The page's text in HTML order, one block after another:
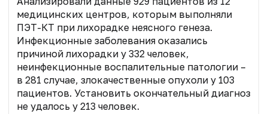
медицинских центров, которым выполняли
ПЭТ-КТ при лихорадке неясного генеза.
Инфекционные заболевания оказались
причиной лихорадки у 332 человек,
неинфекционные воспалительные патологии –
в 281 случае, злокачественные опухоли у 103
пациентов. Установить окончательный диагноз
не удалось у 213 человек.